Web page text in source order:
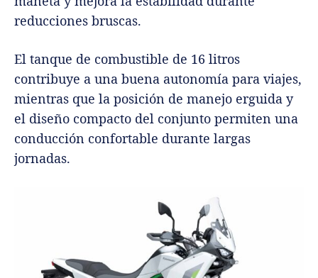
reducciones bruscas.
El tanque de combustible de 16 litros
contribuye a una buena autonomía para viajes,
mientras que la posición de manejo erguida y
el diseño compacto del conjunto permiten una
conducción confortable durante largas
jornadas.